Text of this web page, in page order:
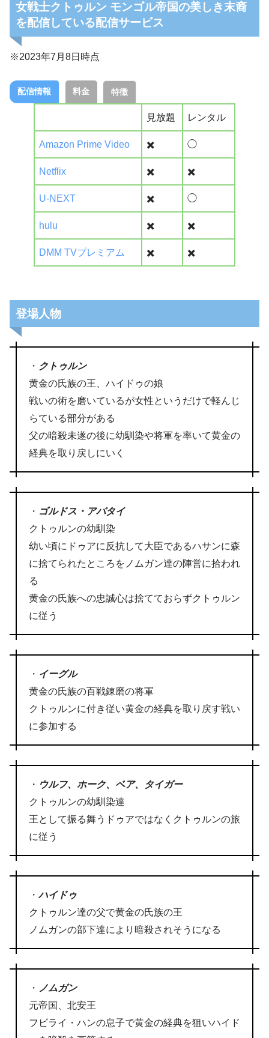
女戦士クトゥルン モンゴル帝国の美しき末裔
を配信している配信サービス
※2023年7月8日時点
配信情報 料金 特徴
見放題 レンタル
Amazon Prime Video ✖️ ◯
Netflix ✖️ ✖️
U-NEXT ✖️ ◯
hulu ✖️ ✖️
DMM TVプレミアム ✖️ ✖️
登場人物
・ クトゥルン
黄金の氏族の王、ハイドゥの娘
戦いの術を磨いているが女性というだけで軽んじ
らている部分がある
父の暗殺未遂の後に幼馴染や将軍を率いて黄金の
経典を取り戻しにいく
・ ゴルドス・アバタイ
クトゥルンの幼馴染
幼い頃にドゥアに反抗して大臣であるハサンに森
に捨てられたところをノムガン達の陣営に拾われ
る
黄金の氏族への忠誠心は捨てておらずクトゥルン
に従う
・ イーグル
黄金の氏族の百戦錬磨の将軍
クトゥルンに付き従い黄金の経典を取り戻す戦い
に参加する
・ ウルフ、ホーク、ベア、タイガー
クトゥルンの幼馴染達
王として振る舞うドゥアではなくクトゥルンの旅
に従う
・ ハイドゥ
クトゥルン達の父で黄金の氏族の王
ノムガンの部下達により暗殺されそうになる
・ ノムガン
元帝国、北安王
フビライ・ハンの息子で黄金の経典を狙いハイド